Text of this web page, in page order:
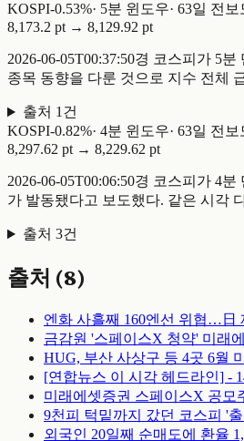
KOSPI-0.53%· 5분 윈도우· 63일 전 보
8,173.2 pt → 8,129.92 pt
2026-06-05T00:37:50경 코스피가 5
종목 동향을 다룬 것으로 지수 전체
출처 1 건
KOSPI-0.82%· 4분 윈도우· 63일 전 보
8,297.62 pt → 8,229.62 pt
2026-06-05T00:06:50경 코스피가 4
가 발동됐다고 보도했다. 같은 시각
출처 3건
출처 (8)
엔화 사흘째 160엔선 위협…日
금감원 '스페이스X 청약' 미래
HUG, 부산 사상구 등 4곳 6월
[연합뉴스 이 시각 헤드라인] -
미래에셋증권 스페이스X 공모
9천피 턱밑까지 갔던 코스피 '
외국인 20일째 순매도에 환율